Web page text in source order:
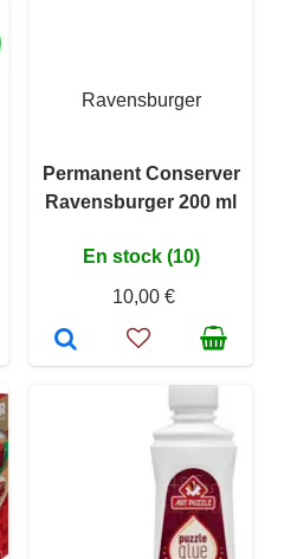
Ravensburger
Permanent Conserver
Ravensburger 200 ml
En stock (10)
10,00 €